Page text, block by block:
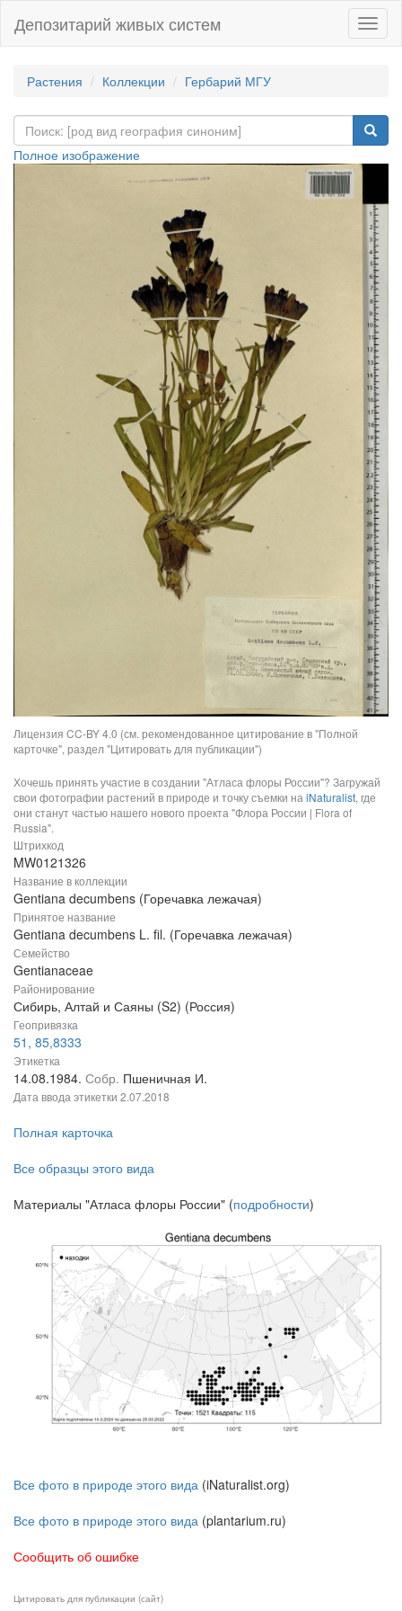
Депозитарий живых систем
Растения Коллекции Гербарий МГУ
Полное изображение
Лицензия CC-BY 4.0 (см. рекомендованное цитирование в "Полной
карточке", раздел "Цитировать для публикации")
Хочешь принять участие в создании "Атласа флоры России"? Загружай
свои фотографии растений в природе и точку съемки на iNaturalist, где
они станут частью нашего нового проекта "Флора России | Flora of
Russia".
Штрихкод
MW0121326
Название в коллекции
Gentiana decumbens (Горечавка лежачая)
Принятое название
Gentiana decumbens L. fil. (Горечавка лежачая)
Семейство
Gentianaceae
Районирование
Сибирь, Алтай и Саяны (S2) (Россия)
Геопривязка
51, 85,8333
Этикетка
14.08.1984. Собр. Пшеничная И.
Дата ввода этикетки 2.07.2018
Полная карточка
Все образцы этого вида
Материалы "Атласа флоры России" (подробности)
Все фото в природе этого вида (iNaturalist.org)
Все фото в природе этого вида (plantarium.ru)
Сообщить об ошибке
Цитировать для публикации (сайт)